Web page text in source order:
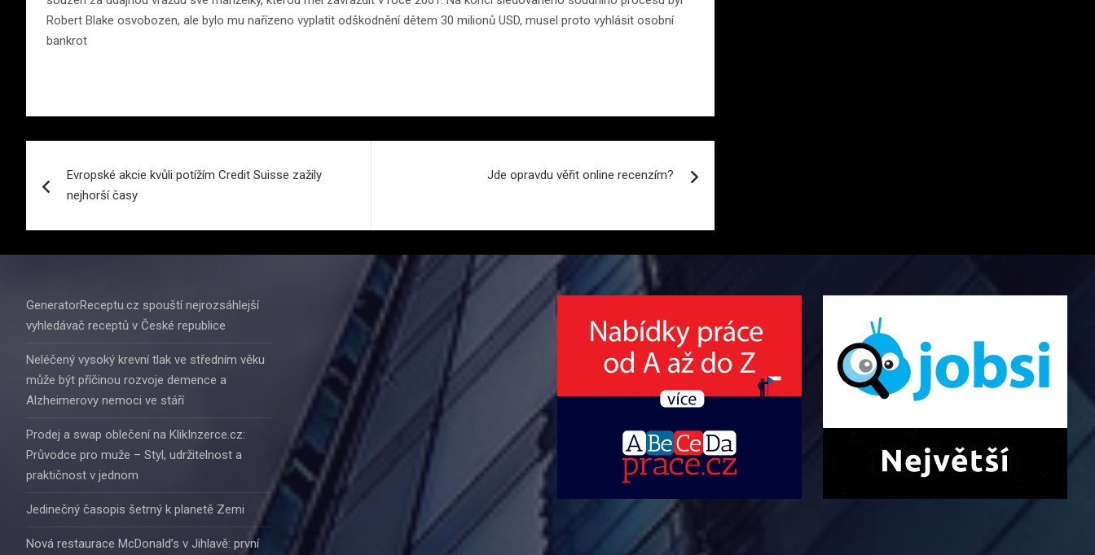
Robert Blake osvobozen, ale bylo mu nařízeno vyplatit odškodnění dětem 30 milionů USD, musel proto vyhlásit osobní
bankrot
pro
příspěvek
Evropské akcie kvůli potížím Credit Suisse zažily
nejhorší časy
Jde opravdu věřit online recenzím?
GeneratorReceptu.cz spouští nejrozsáhlejší
vyhledávač receptů v České republice
Neléčený vysoký krevní tlak ve středním věku
může být příčinou rozvoje demence a
Alzheimerovy nemoci ve stáří
Prodej a swap oblečení na KlikInzerce.cz:
Průvodce pro muže – Styl, udržitelnost a
praktičnost v jednom
Jedinečný časopis šetrný k planetě Zemi
Nová restaurace McDonald’s v Jihlavě: první